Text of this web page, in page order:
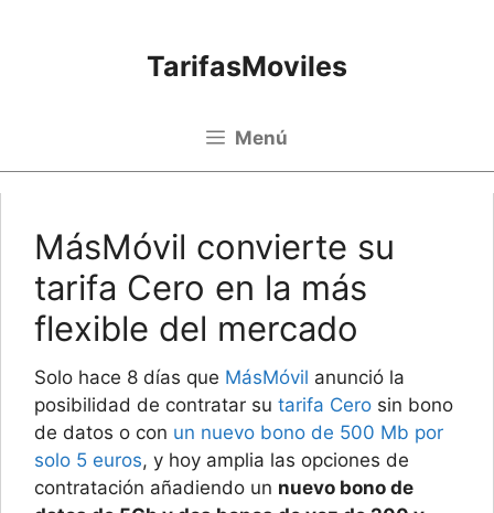
TarifasMoviles
Menú
MásMóvil convierte su
tarifa Cero en la más
flexible del mercado
Solo hace 8 días que MásMóvil anunció la
posibilidad de contratar su tarifa Cero sin bono
de datos o con un nuevo bono de 500 Mb por
solo 5 euros, y hoy amplia las opciones de
contratación añadiendo un nuevo bono de